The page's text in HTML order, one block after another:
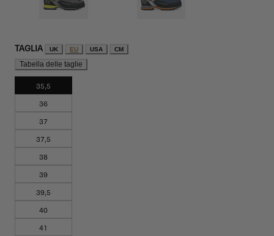
TAGLIA UK EU USA CM
Tabella delle taglie
35,5
36
37
37,5
38
39
39,5
40
41